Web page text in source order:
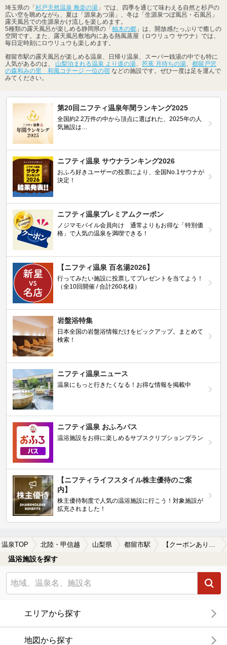
埼玉県の「 杉戸天然温泉 雅楽の湯 」では、四季を通じて味わえる自然と杉戸の
広い空を眺めながら、夏は「源泉あつ湯」、冬は「生源泉つぼ風呂・石風呂」
露天風呂での生源泉かけ流しを楽しめます。
5種類の露天風呂が楽しめる静岡県の「 柚木の郷 」は、開放感たっぷりで癒しの
空間です。また、露天風呂敷地内にある熱風蒸屋（ロウリュウ サウナ）では、
毎日定時刻にロウリュウも楽しめます。
都留市駅の露天風呂が楽しめる温泉、日帰り温泉、スーパー銭湯の中でも特に
人気があるのは、 山梨泊まれる温泉 より道の湯、 芭蕉 月待ちの湯、 都留戸沢
の森和みの里 和風コテージ 一位の宿 などの施設です。ぜひ一度は足を運んで
みてください。
第20回ニフティ温泉年間ランキング2025
全国約2.2万件の中から頂点に選ばれた、2025年の人
気施設は…
ニフティ温泉 サウナランキング2026
おふろ好きユーザーの投票により、全国No.1サウナが
決定！
ニフティ温泉プレミアムクーポン
ノジマモバイル会員向け 通常よりもお得な「特別価
格」で人気の温泉を満喫できる！
【ニフティ温泉 百名湯2026】
行ってみたい施設に投票してプレゼントを当てよう！
（全10回開催 / 合計260名様）
岩盤浴特集
日本全国の岩盤浴情報だけをピックアップ。まとめて
検索！
ニフティ温泉ニュース
温泉にもっと行きたくなる！お得な情報を掲載中
ニフティ温泉 おふろパス
温浴施設をお得に楽しめるサブスクリプションプラン
【ニフティライフスタイル株主優待のご案
内】
株主優待制度で人気の温浴施設に行こう！対象施設が
拡充されました！
温泉TOP 北陸・甲信越 山梨県 都留市駅
温浴施設を探す
エリアから探す
地図から探す